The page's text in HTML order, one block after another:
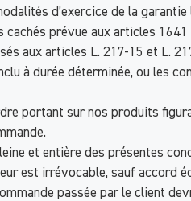
d’exercice de la
prévue aux articles
aux articles L. 217-15 et L.
à durée déterminée, ou les
portant sur nos produits
et entière des présentes
est irrévocable, sauf accord
passée par le client